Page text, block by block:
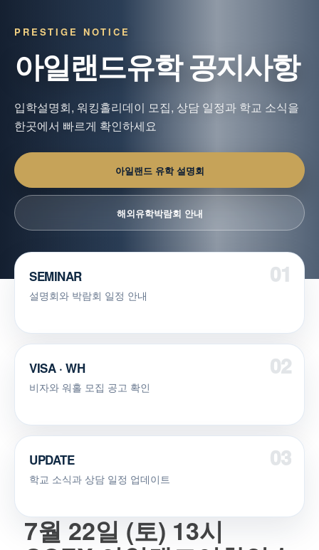
PRESTIGE NOTICE
아일랜드유학 공지사항
입학설명회, 워킹홀리데이 모집, 상담 일정과 학교 소식을
한곳에서 빠르게 확인하세요
아일랜드 유학 설명회
해외유학박람회 안내
SEMINAR
설명회와 박람회 일정 안내
VISA · WH
비자와 워홀 모집 공고 확인
UPDATE
학교 소식과 상담 일정 업데이트
7월 22일 (토) 13시